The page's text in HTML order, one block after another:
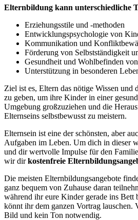
Elternbildung kann unterschiedliche
Erziehungsstile und -methoden
Entwicklungspsychologie von
Kommunikation und
Förderung von Selbstständigkeit
Gesundheit und Wohlbefinden
Unterstützung in besonderen
Ziel ist es, Eltern das nötige Wissen und
zu geben, um ihre Kinder in einer
Umgebung großzuziehen und die
Elternseins selbstbewusst zu meistern.
Elternsein ist eine der schönsten, aber
Aufgaben im Leben. Um dich in dieser
und dir wertvolle Impulse für den
wir dirkostenfreie
Die meisten Elternbildungsangebote
ganz bequem von Zuhause daran
während ihr eure Kinder gerade ins
könnt ihr dem ganzen Vortrag lauschen.
Bild und kein Ton notwendig.